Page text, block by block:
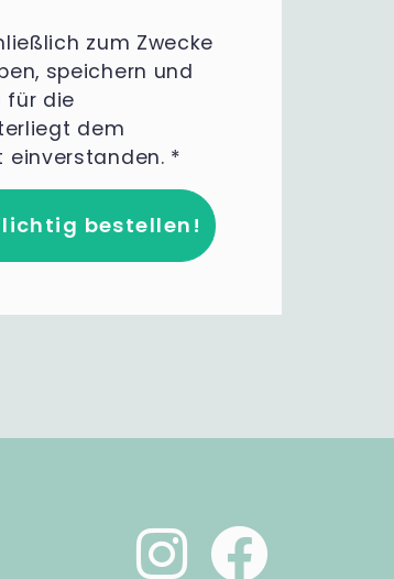
zum Zwecke
speichern und
für die
dem
einverstanden. *
bestellen!